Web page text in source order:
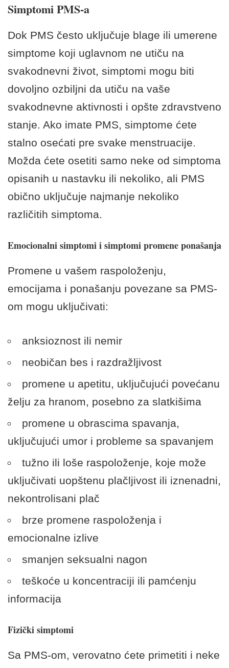
Simptomi PMS-a
Dok PMS često uključuje blage ili umerene
simptome koji uglavnom ne utiču na
svakodnevni život, simptomi mogu biti
dovoljno ozbiljni da utiču na vaše
svakodnevne aktivnosti i opšte zdravstveno
stanje. Ako imate PMS, simptome ćete
stalno osećati pre svake menstruacije.
Možda ćete osetiti samo neke od simptoma
opisanih u nastavku ili nekoliko, ali PMS
obično uključuje najmanje nekoliko
različitih simptoma.
Emocionalni simptomi i simptomi promene ponašanja
Promene u vašem raspoloženju,
emocijama i ponašanju povezane sa PMS-
om mogu uključivati:
anksioznost ili nemir
neobičan bes i razdražljivost
promene u apetitu, uključujući povećanu
želju za hranom, posebno za slatkišima
promene u obrascima spavanja,
uključujući umor i probleme sa spavanjem
tužno ili loše raspoloženje, koje može
uključivati uopštenu plačljivost ili iznenadni,
nekontrolisani plač
brze promene raspoloženja i
emocionalne izlive
smanjen seksualni nagon
teškoće u koncentraciji ili pamćenju
informacija
Fizički simptomi
Sa PMS-om, verovatno ćete primetiti i neke